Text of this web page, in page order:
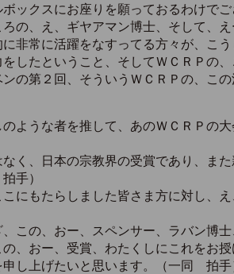
ックスにお座りを願っておるわけで
の、え、ギヤアマン博士、そして、
非常に活躍をなすってる方々が、こ
したということ、そしてＷＣＲＰの
の第２回、そういうＷＣＲＰの、こ
ような者を推して、あのＷＣＲＰの
く、日本の宗教界の受賞であり、ま
手）
にもたらしました皆さま方に対し、
この、おー、スペンサー、ラバン博
、おー、受賞、わたくしにこれをお
し上げたいと思います。（一同 拍手